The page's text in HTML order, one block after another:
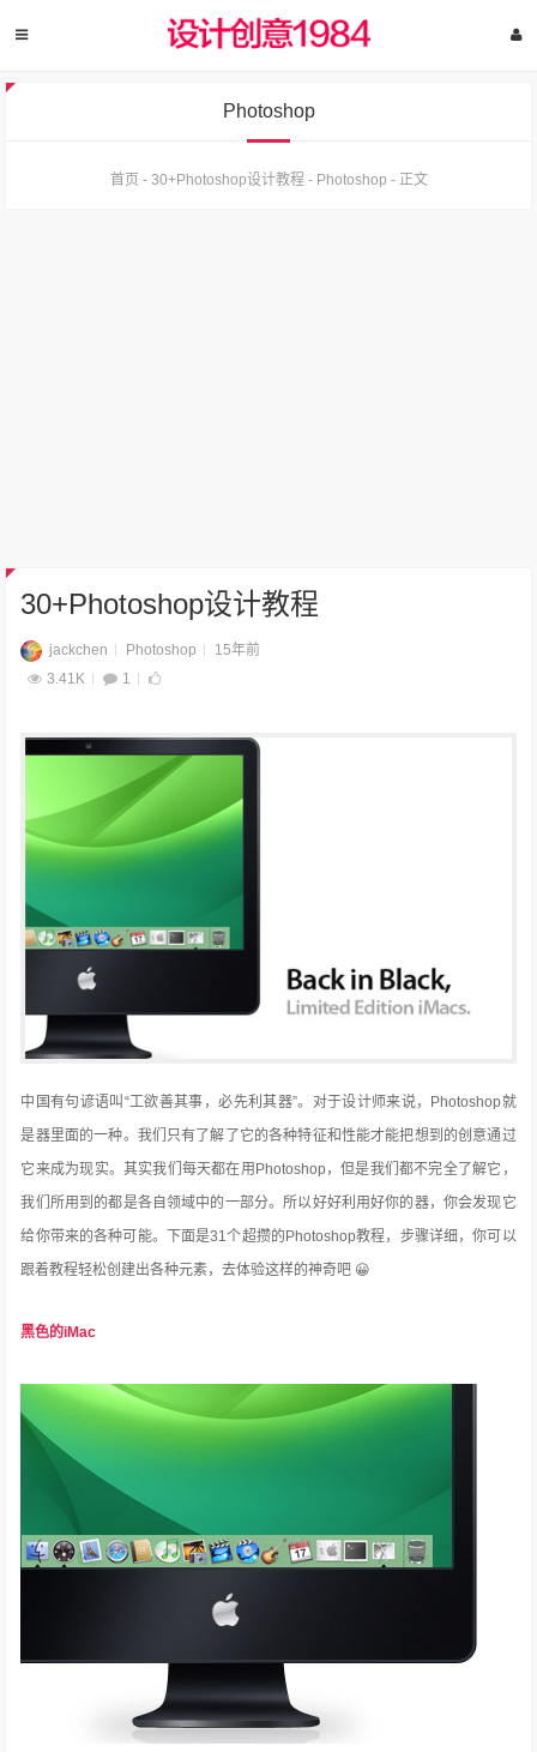
Photoshop
首页 - 30+Photoshop设计教程 - Photoshop - 正文
30+Photoshop设计教程
jackchen Photoshop
15年前
3.41K
1
中国有句谚语叫“工欲善其事，必先利其器”。对于设计师来说，Photoshop就
是器里面的一种。我们只有了解了它的各种特征和性能才能把想到的创意通过
它来成为现实。其实我们每天都在用Photoshop，但是我们都不完全了解它，
我们所用到的都是各自领域中的一部分。所以好好利用好你的器，你会发现它
给你带来的各种可能。下面是31个超攒的Photoshop教程，步骤详细，你可以
跟着教程轻松创建出各种元素，去体验这样的神奇吧 😀
黑色的iMac